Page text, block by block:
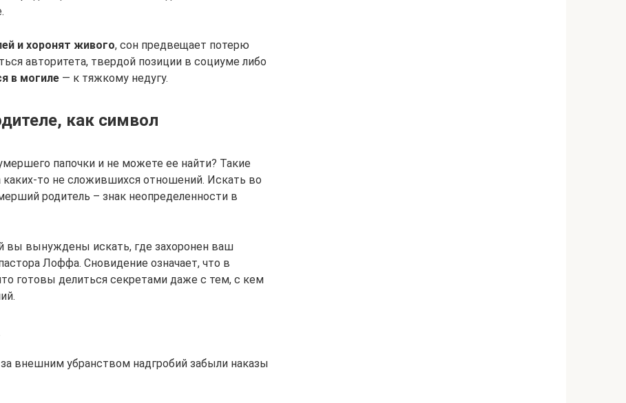
и хоронят живого, сон предвещает потерю
авторитета, твердой позиции в социуме либо
в могиле — к тяжкому недугу.
как символ
папочки и не можете ее найти? Такие
каких-то не сложившихся отношений. Искать во
родитель – знак неопределенности в
вы вынуждены искать, где захоронен ваш
Лоффа. Сновидение означает, что в
готовы делиться секретами даже с тем, с кем
внешним убранством надгробий забыли наказы